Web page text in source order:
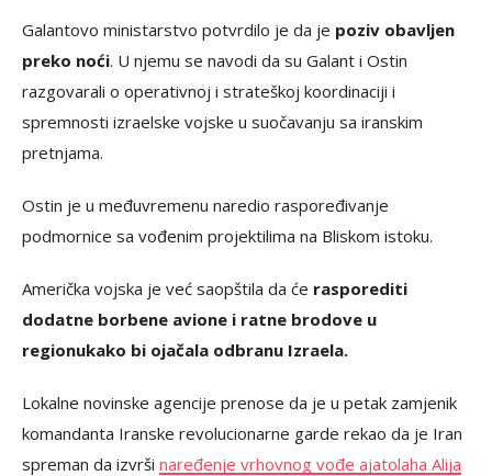
Galantovo ministarstvo potvrdilo je da je poziv obavljen
preko noći. U njemu se navodi da su Galant i Ostin
razgovarali o operativnoj i strateškoj koordinaciji i
spremnosti izraelske vojske u suočavanju sa iranskim
pretnjama.
Ostin je u međuvremenu naredio raspoređivanje
podmornice sa vođenim projektilima na Bliskom istoku.
Američka vojska je već saopštila da će rasporediti
dodatne borbene avione i ratne brodove u
regionukako bi ojačala odbranu Izraela.
Lokalne novinske agencije prenose da je u petak zamjenik
komandanta Iranske revolucionarne garde rekao da je Iran
spreman da izvrši naređenje vrhovnog vođe ajatolaha Alija